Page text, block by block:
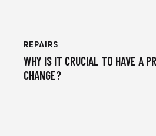
REPAIRS
WHY IS IT CRUCIAL TO HAVE A
CHANGE?